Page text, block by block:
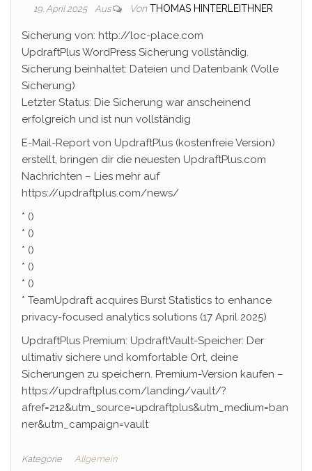
19. April 2025 Aus Von THOMAS HINTERLEITHNER
Sicherung von: http://loc-place.com
UpdraftPlus WordPress Sicherung vollständig.
Sicherung beinhaltet: Dateien und Datenbank (Volle
Sicherung)
Letzter Status: Die Sicherung war anscheinend
erfolgreich und ist nun vollständig
E-Mail-Report von UpdraftPlus (kostenfreie Version)
erstellt, bringen dir die neuesten UpdraftPlus.com
Nachrichten – Lies mehr auf
https://updraftplus.com/news/
* ()
* ()
* ()
* ()
* ()
* TeamUpdraft acquires Burst Statistics to enhance
privacy-focused analytics solutions (17 April 2025)
UpdraftPlus Premium: UpdraftVault-Speicher: Der
ultimativ sichere und komfortable Ort, deine
Sicherungen zu speichern. Premium-Version kaufen –
https://updraftplus.com/landing/vault/?
afref=212&utm_source=updraftplus&utm_medium=ban
ner&utm_campaign=vault
Kategorie Allgemein